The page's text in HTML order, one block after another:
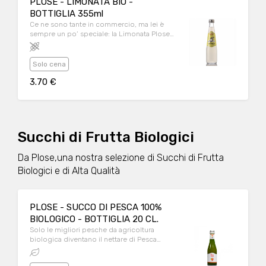
BOTTIGLIA 355ml
Ce ne sono tante in commercio, ma lei è
sempre un po’ speciale: la Limonata Plose
regala in ogni momento il gusto di una
bevanda naturalmente dissetante.
Solo cena
3.70 €
Succhi di Frutta Biologici
Da Plose,una nostra selezione di Succhi di Frutta
Biologici e di Alta Qualità
PLOSE - SUCCO DI PESCA 100%
BIOLOGICO - BOTTIGLIA 20 CL.
Solo le migliori pesche da agricoltura
biologica diventano il nettare di Pesca
BioPlose. Inconfondibile e inimitabile nella
sua semplicità dona ad ogni sorso antiche e